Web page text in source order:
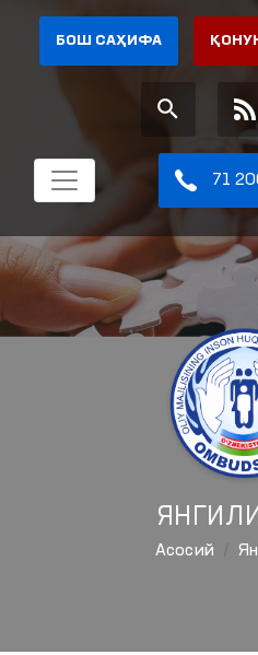
БОШ САҲИФА
71
Aсосий